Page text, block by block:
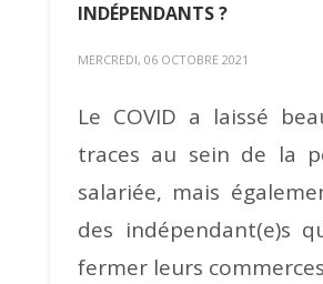
INDÉPENDANTS ?
MERCREDI, 06 OCTOBRE 2021
Le COVID a laissé
traces au sein de la
salariée, mais
des indépendant(e)s
fermer leurs